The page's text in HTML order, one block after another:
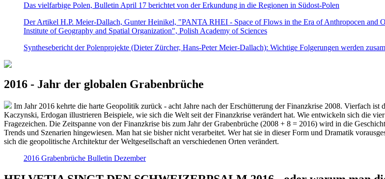
Das vielfarbige Polen, Bulletin April 17 berichtet von der Erkundung in die Regionen in Südost-Polen
Der Artikel H.P. Meier-Dallach, Gunter Heinikel, "PANTA RHEI - Space of Flows in the Era of Anthropocen and
Institute of Geography and Spatial Organization", Polish Academy of Sciences
Synthesebericht der Polenprojekte (Dieter Zürcher, Hans-Peter Meier-Dallach): Wichtige Folgerungen werden
2016 - Jahr der globalen Grabenbrüche
Im Jahr 2016 kehrte die harte Geopolitik zurück - acht Jahre nach der Erschütterung der Finanzkrise 2008. Vierfach
Kaczynski, Erdogan illustrieren Beispiele, wie sich die Welt seit der Finanzkrise verändert hat. Wie entwickeln sich die
Fragezeichen. Die Zeitspanne von der Finanzkrise bis zum Jahr der Grabenbrüche (2008 + 8 = 2016) wird in die
Trends und Szenarien hingewiesen. Man hat sie bisher nicht verarbeitet. Wer hat sie in dieser Form und Dramatik
sich die geopolitische Architektur der Weltgesellschaft an verschiedenen Orten verändert.
2016 Grabenbrüche Bulletin Dezember